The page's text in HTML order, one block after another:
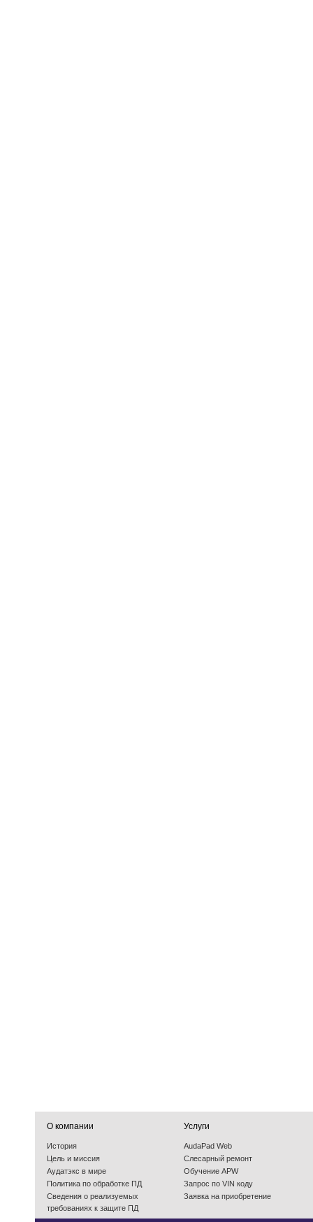
О компании
История
Цель и миссия
Аудатэкс в мире
Политика по обработке ПД
Cведения о реализуемых
требованиях к защите ПД
Услуги
AudaPad Web
Слесарный ремонт
Обучение APW
Запрос по VIN коду
Заявка на приобретение